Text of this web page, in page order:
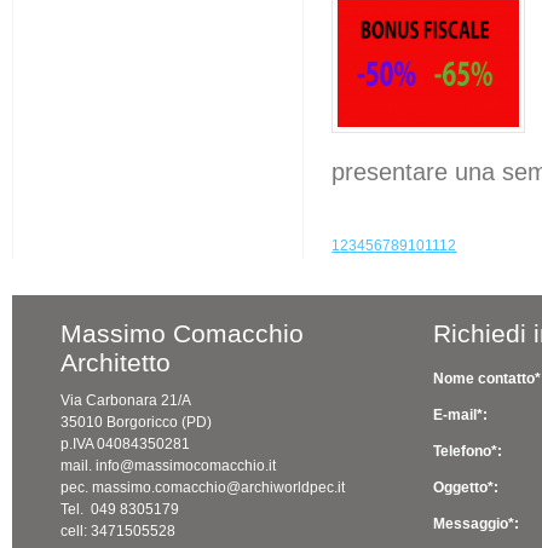
presentare una
1234567891011 12
Massimo Comacchio
Architetto
Via Carbonara 21/A
35010 Borgoricco (PD)
p.IVA 04084350281
mail. info@massimocomacchio.it
pec. massimo.comacchio@archiworldpec.it
Tel. 049 8305179
cell: 3471505528
Richiedi
Nome
E-mail*:
Telefono*:
Oggetto*:
Messaggio*: